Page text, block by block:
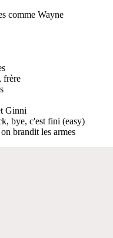
comme Wayne
frère
Ginni
bye, c'est fini (easy)
brandit les armes